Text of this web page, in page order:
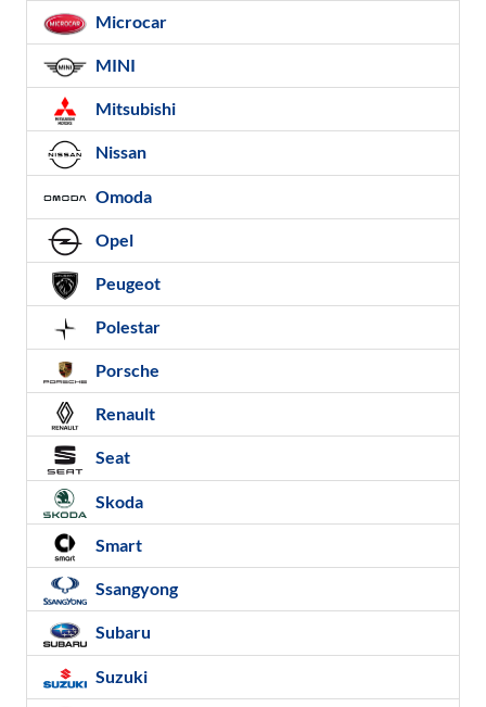
Microcar
MINI
Mitsubishi
Nissan
Omoda
Opel
Peugeot
Polestar
Porsche
Renault
Seat
Skoda
Smart
Ssangyong
Subaru
Suzuki